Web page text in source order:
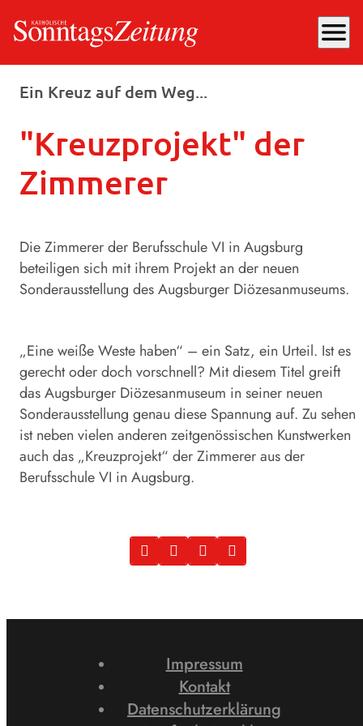
menu
Donnerstag, 16.04.2026, 13:45 Uhr
Ein Kreuz auf dem Weg...
"Kreuzprojekt" der
Zimmerer
Die Zimmerer der Berufsschule VI in Augsburg
beteiligen sich mit ihrem Projekt an der neuen
Sonderausstellung des Augsburger Diözesanmuseums.
„Eine weiße Weste haben“ – ein Satz, ein Urteil. Ist es
gerecht oder doch vorschnell? Mit diesem Titel greift
das Augsburger Diözesanmuseum in seiner neuen
Sonderausstellung genau diese Spannung auf. Zu sehen
ist neben vielen anderen zeitgenössischen Kunstwerken
auch das „Kreuzprojekt“ der Zimmerer aus der
Berufsschule VI in Augsburg.
Impressum
Kontakt
Datenschutzerklärung